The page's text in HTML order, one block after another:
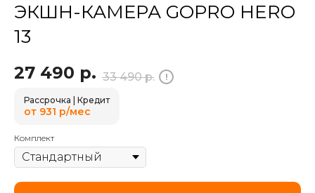
ЭКШН-КАМЕРА GOPRO HERO
13
27 490 р. 33 490 р. !
Рассрочка | Кредит
от 931 р/мес
Комплект